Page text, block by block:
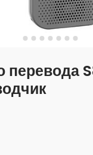
перевода